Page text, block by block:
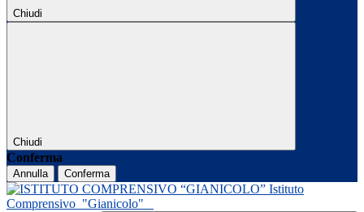
Chiudi
Chiudi
Conferma
Annulla Conferma
Istituto
Comprensivo "Gianicolo"